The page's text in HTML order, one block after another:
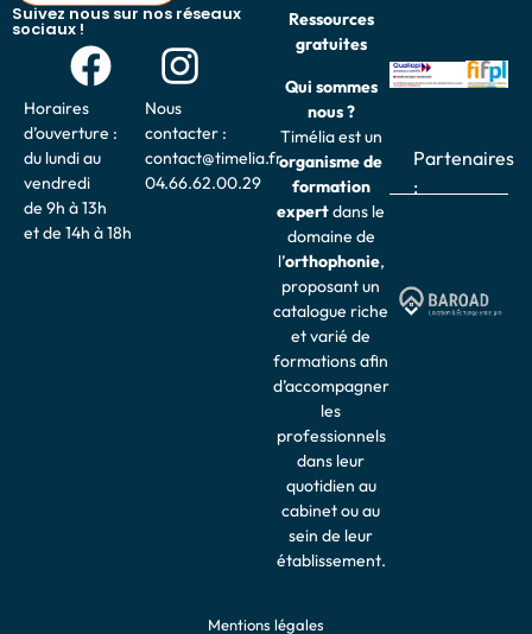
Suivez nous sur nos réseaux
sociaux !
Horaires
d’ouverture :
du lundi au
vendredi
de 9h à 13h
et de 14h à 18h
Nous
contacter :
contact@timelia.fr
04.66.62.00.29
Ressources
gratuites
Qui sommes
nous ?
Timélia est un
organisme de
formation
expertdans le
domaine de
l’orthophonie,
proposant un
catalogue riche
et varié de
formations afin
d’accompagner
les
professionnels
dans leur
quotidien au
cabinet ou au
sein de leur
établissement.
Partenaires
:
Mentions légales